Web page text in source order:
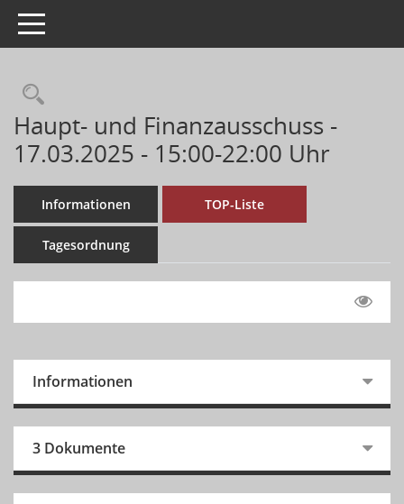
Toggle navigation
Haupt- und Finanzausschuss -
17.03.2025 - 15:00-22:00 Uhr
Informationen TOP-Liste
Tagesordnung
Informationen
3 Dokumente